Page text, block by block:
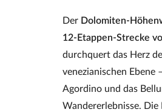
Der
12‑Etappen‑Strecke
durchquert das Herz
venezianischen Ebene
Agordino und das
Wandererlebnisse. Die